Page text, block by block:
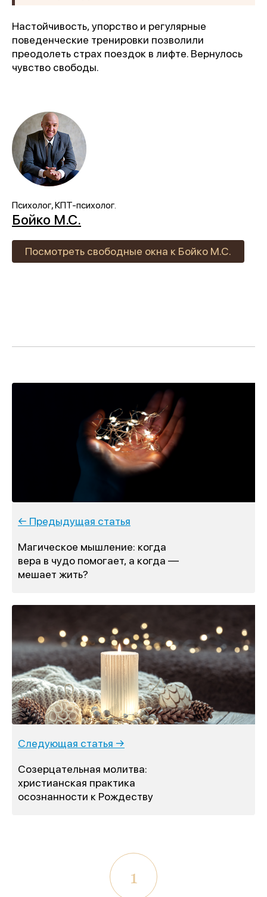
Настойчивость, упорство и регулярные
поведенческие тренировки позволили
преодолеть страх поездок в лифте. Вернулось
чувство свободы.
Психолог, КПТ-психолог.
Бойко М.С.
Посмотреть свободные окна к Бойко М.С.
← Предыдущая статья
Магическое мышление: когда
вера в чудо помогает, а когда —
мешает жить?
Следующая статья →
Созерцательная молитва:
христианская практика
осознанности к Рождеству
1